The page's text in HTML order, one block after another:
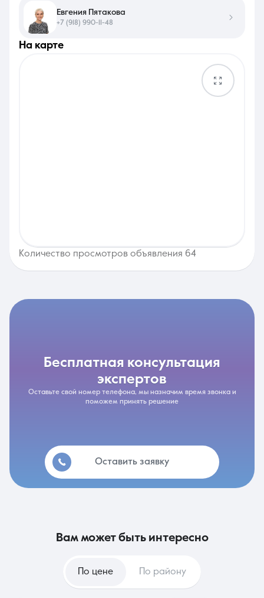
на карте
Количество просмотров объявления 64
Евгения Пятакова
+7 (918) 990-11-48
бесплатная консультация
экспертов
Оставьте свой номер телефона, мы назначим время звонка и
поможем принять решение
Оставить заявку
вам может быть интересно
По цене По району